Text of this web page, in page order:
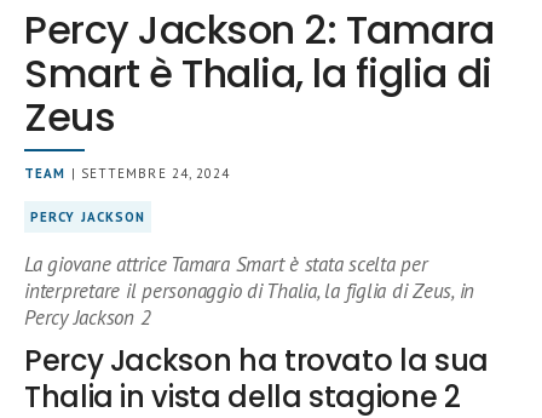
Percy Jackson 2: Tamara
Smart è Thalia, la figlia di
Zeus
TEAM | SETTEMBRE 24, 2024
PERCY JACKSON
La giovane attrice Tamara Smart è stata scelta per
interpretare il personaggio di Thalia, la figlia di Zeus, in
Percy Jackson 2
Percy Jackson ha trovato la sua
Thalia in vista della stagione 2